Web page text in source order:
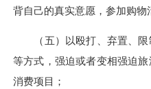
背自己的真实意愿，参加购物
（五）以殴打、弃置、限
等方式，强迫或者变相强迫
消费项目；